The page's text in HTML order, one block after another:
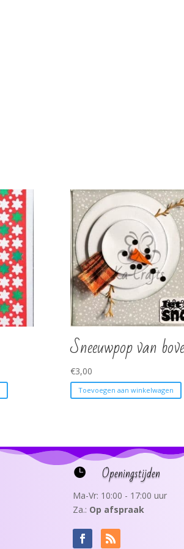
Sneeuwpop van
€3,00
Toevoegen aan winkelwagen
 Openingstijden
Ma-Vr: 10:00 - 17:00 uur
Za.: Op afspraak